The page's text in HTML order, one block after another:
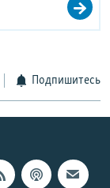
Подпишитесь